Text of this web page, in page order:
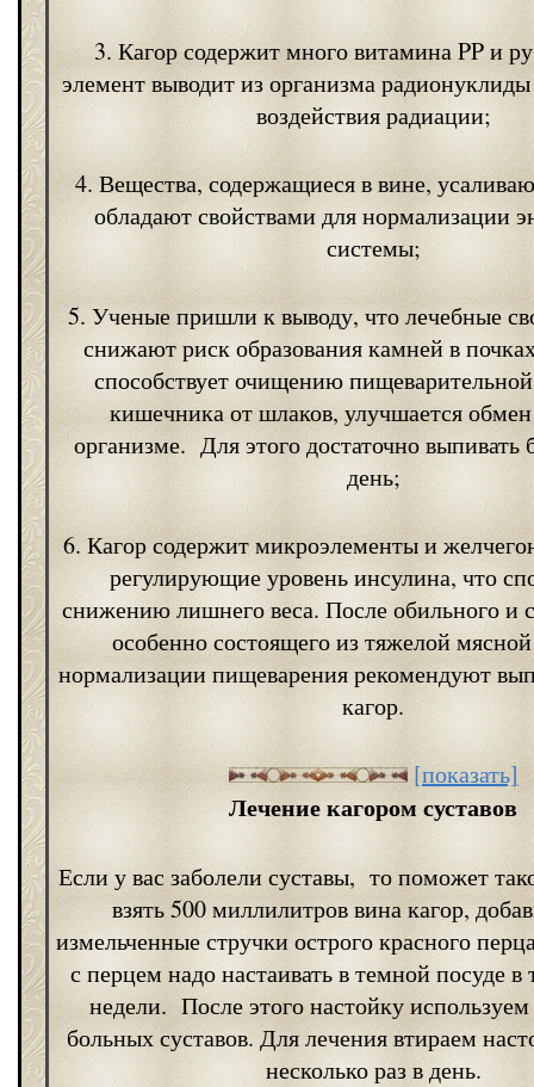
3. Кагор содержит много витамина PP и
элемент выводит из организма
воздействия радиации;
4. Вещества, содержащиеся в вине,
обладают свойствами для нормализации
системы;
5. Ученые пришли к выводу, что лечебные
снижают риск образования камней в
способствует очищению
кишечника от шлаков, улучшается
организме. Для этого достаточно выпивать
день;
6. Кагор содержит микроэлементы и
регулирующие уровень инсулина, что
снижению лишнего веса. После обильного и
особенно состоящего из тяжелой
нормализации пищеварения рекомендуют
кагор.
[показать]
Лечение кагором суставов
Если у вас заболели суставы, то поможет
взять 500 миллилитров вина кагор,
измельченные стручки острого красного
с перцем надо настаивать в темной посуде в
недели. После этого настойку
больных суставов. Для лечения втираем
несколько раз в день.